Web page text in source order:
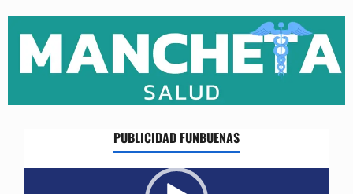
content
PUBLICIDAD FUNBUENAS
Reproductor